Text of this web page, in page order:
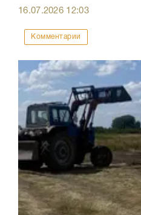
16.07.2026 12:03
Комментарии